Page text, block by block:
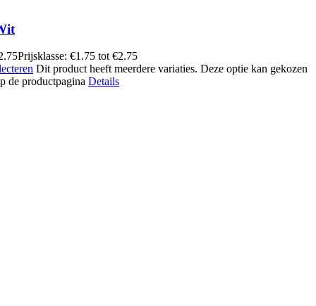
Prijsklasse: €1.75 tot €2.75
Dit product heeft meerdere variaties. Deze optie kan gekozen
de productpagina Details